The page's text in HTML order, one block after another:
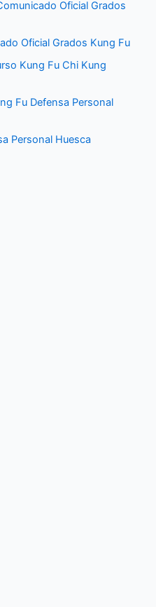
Oficial Grados
Oficial Grados Kung Fu
Kung Fu Chi Kung
Fu Defensa Personal
Personal Huesca